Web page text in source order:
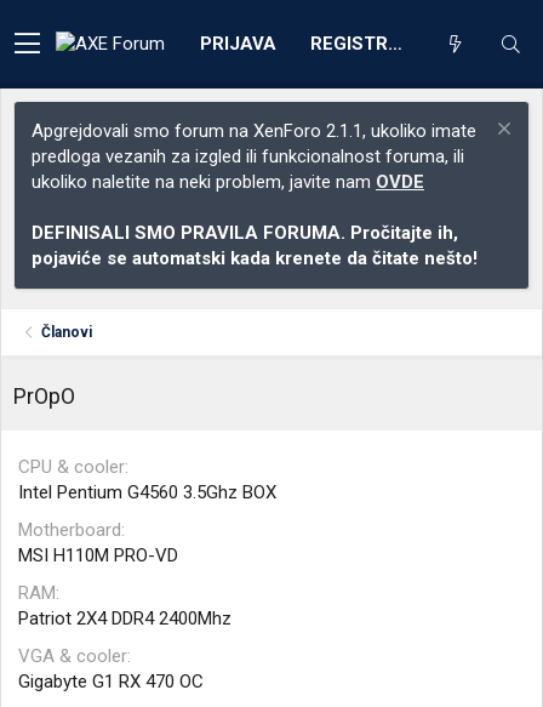
PRIJAVA REGISTRACIJA
Apgrejdovali smo forum na XenForo 2.1.1, ukoliko imate
predloga vezanih za izgled ili funkcionalnost foruma, ili
ukoliko naletite na neki problem, javite nam OVDE
DEFINISALI SMO PRAVILA FORUMA. Pročitajte ih,
pojaviće se automatski kada krenete da čitate nešto!
Članovi
PrOpO
CPU & cooler
Intel Pentium G4560 3.5Ghz BOX
Motherboard
MSI H110M PRO-VD
RAM
Patriot 2X4 DDR4 2400Mhz
VGA & cooler
Gigabyte G1 RX 470 OC